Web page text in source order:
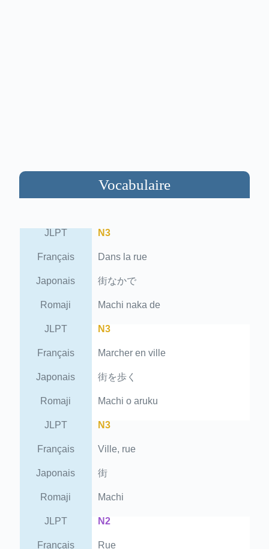
Vocabulaire
JLPT N3
Français Dans la rue
Japonais 街なかで
Romaji Machi naka de
JLPT N3
Français Marcher en ville
Japonais 街を歩く
Romaji Machi o aruku
JLPT N3
Français Ville, rue
Japonais 街
Romaji Machi
JLPT N2
Français Rue